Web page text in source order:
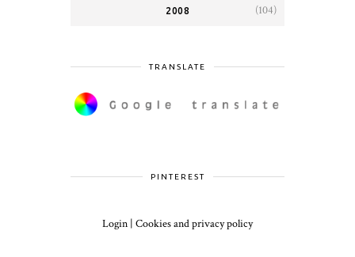
2008 (104)
TRANSLATE
PINTEREST
Login | Cookies and privacy policy